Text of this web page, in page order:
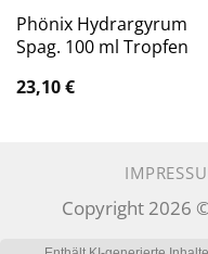
Phönix Hydrargyrum
Spag. 100 ml Tropfen
23,10€
Copyright 2026